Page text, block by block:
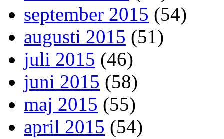
september 2015 (54)
augusti 2015 (51)
juli 2015 (46)
juni 2015 (58)
maj 2015 (55)
april 2015 (54)